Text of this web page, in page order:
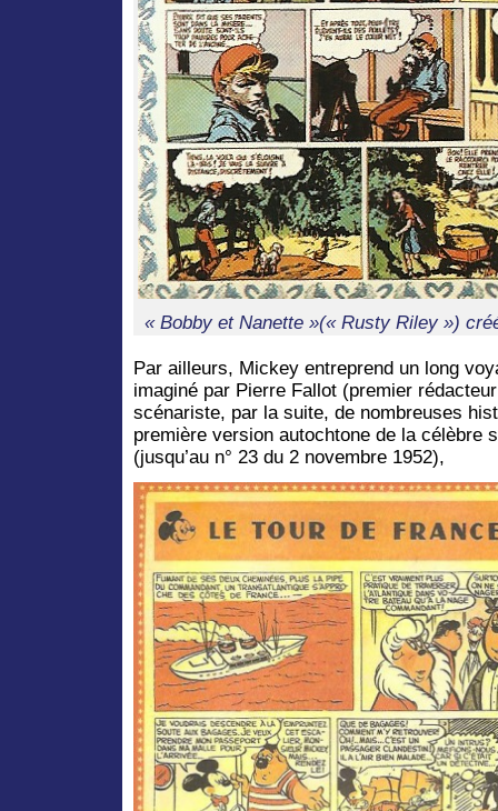
« Bobby et Nanette »(« Rusty Riley »)
Par ailleurs, Mickey entreprend un long
imaginé par Pierre Fallot (premier
scénariste, par la suite, de nombreuses
première version autochtone de la célèbre
(jusqu’au n° 23 du 2 novembre 1952),